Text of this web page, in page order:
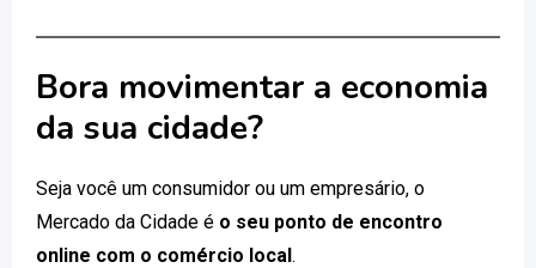
Bora movimentar a economia
da sua cidade?
Seja você um consumidor ou um empresário, o
Mercado da Cidade é o seu ponto de encontro
online com o comércio local.